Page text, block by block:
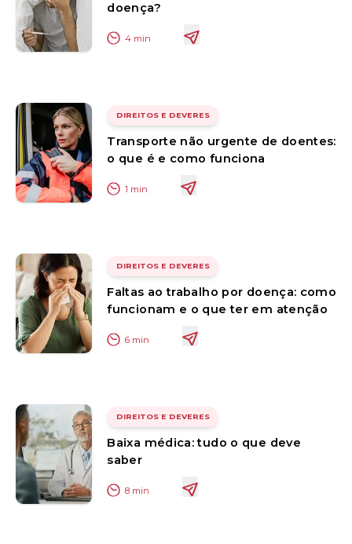
doença?
4 min
DIREITOS E DEVERES
Transporte não urgente de doentes:
o que é e como funciona
1 min
DIREITOS E DEVERES
Faltas ao trabalho por doença: como
funcionam e o que ter em atenção
6 min
DIREITOS E DEVERES
Baixa médica: tudo o que deve
saber
8 min